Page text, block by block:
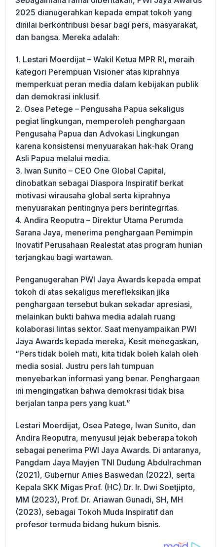
2025 dianugerahkan kepada empat tokoh yang
dinilai berkontribusi besar bagi pers, masyarakat,
dan bangsa. Mereka adalah:
1. Lestari Moerdijat – Wakil Ketua MPR RI, meraih
kategori Perempuan Visioner atas kiprahnya
memperkuat peran media dalam kebijakan publik
dan demokrasi inklusif.
2. Osea Petege – Pengusaha Papua sekaligus
pegiat lingkungan, memperoleh penghargaan
Pengusaha Papua dan Advokasi Lingkungan
karena konsistensi menyuarakan hak-hak Orang
Asli Papua melalui media.
3. Iwan Sunito – CEO One Global Capital,
dinobatkan sebagai Diaspora Inspiratif berkat
motivasi wirausaha global serta kiprahnya
menyuarakan pentingnya pers berintegritas.
4. Andira Reoputra – Direktur Utama Perumda
Sarana Jaya, menerima penghargaan Pemimpin
Inovatif Perusahaan Realestat atas program hunian
terjangkau bagi wartawan.
Penganugerahan PWI Jaya Awards kepada empat
tokoh di atas sekaligus merefleksikan jika
penghargaan tersebut bukan sekadar apresiasi,
melainkan bukti bahwa media adalah ruang
kolaborasi lintas sektor. Saat menyampaikan PWI
Jaya Awards kepada mereka, Kesit menegaskan,
“Pers tidak boleh mati, kita tidak boleh kalah oleh
media sosial. Justru pers lah tumpuan
menyebarkan informasi yang benar. Penghargaan
ini mengingatkan bahwa demokrasi tidak bisa
berjalan tanpa pers yang kuat.”
Lestari Moerdijat, Osea Patege, Iwan Sunito, dan
Andira Reoputra, menyusul jejak beberapa tokoh
sebagai penerima PWI Jaya Awards. Di antaranya,
Pangdam Jaya Mayjen TNI Dudung Abdulrachman
(2021), Gubernur Anies Baswedan (2022), serta
Kepala SKK Migas Prof. (HC) Dr. Ir. Dwi Soetjipto,
MM (2023), Prof. Dr. Ariawan Gunadi, SH, MH
(2023), sebagai Tokoh Muda Inspiratif dan
profesor termuda bidang hukum bisnis.